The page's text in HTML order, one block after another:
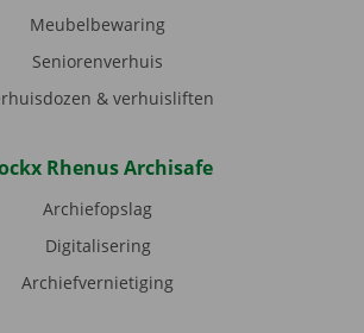
Meubelbewaring
Seniorenverhuis
& verhuisliften
Rhenus Archisafe
Archiefopslag
Digitalisering
Archiefvernietiging